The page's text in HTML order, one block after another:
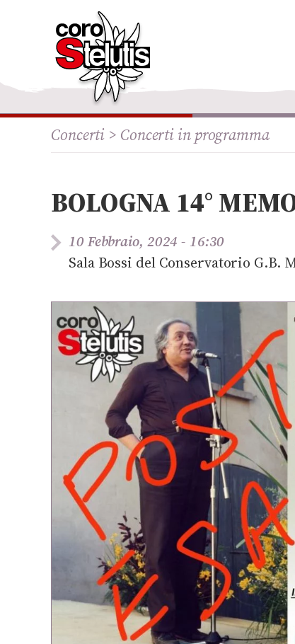
Concerti > Concerti in programma
BOLOGNA 14°
10 Febbraio, 2024 - 16:30
Sala Bossi del Conservatorio G.B.